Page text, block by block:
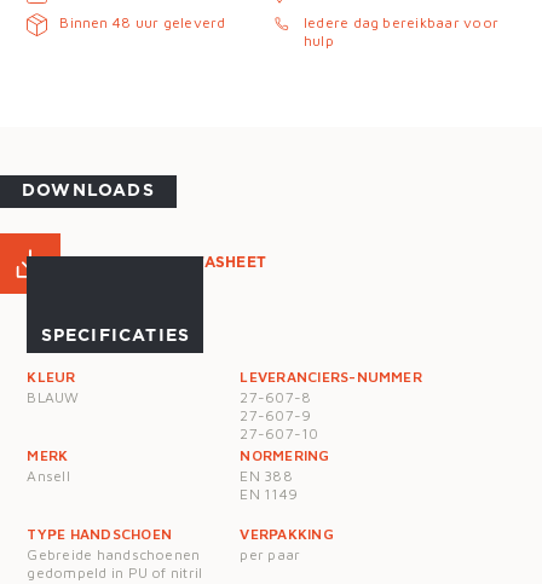
Binnen 48 uur geleverd
Iedere dag bereikbaar voor
hulp
DOWNLOADS
PRODUCT DATASHEET
SPECIFICATIES
KLEUR
BLAUW
LEVERANCIERS-NUMMER
27-607-8
27-607-9
27-607-10
MERK
Ansell
NORMERING
EN 388
EN 1149
TYPE HANDSCHOEN
Gebreide handschoenen
gedompeld in PU of nitril
VERPAKKING
per paar